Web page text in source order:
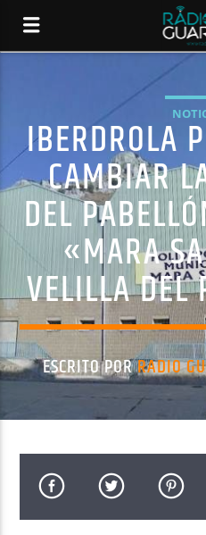
CANCIÓN ACTUAL
TÍTULO
ARTISTA
Radio AMGu
IBERDROLA
CAMBIAR
DEL
«MARA
VELILLA DEL
ESCRITO PORRADIO